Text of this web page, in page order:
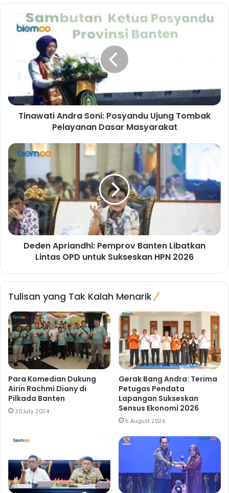
e
s
i
t
e
a
c
b
o
o
k
s
t
g
Tinawati Andra Soni: Posyandu Ujung Tombak
Pelayanan Dasar Masyarakat
Deden Apriandhi: Pemprov Banten Libatkan
Lintas OPD untuk Sukseskan HPN 2026
Tulisan yang Tak Kalah Menarik
Para Komedian Dukung
Airin Rachmi Diany di
Pilkada Banten
20 July 2024
Gerak Bang Andra: Terima
Petugas Pendata
Lapangan Sukseskan
Sensus Ekonomi 2026
6 August 2026